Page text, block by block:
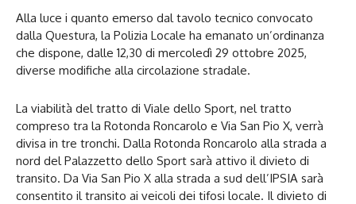
Alla luce i quanto emerso dal tavolo tecnico convocato
dalla Questura, la Polizia Locale ha emanato un’ordinanza
che dispone, dalle 12,30 di mercoledì 29 ottobre 2025,
diverse modifiche alla circolazione stradale.
La viabilità del tratto di Viale dello Sport, nel tratto
compreso tra la Rotonda Roncarolo e Via San Pio X, verrà
divisa in tre tronchi. Dalla Rotonda Roncarolo alla strada a
nord del Palazzetto dello Sport sarà attivo il divieto di
transito. Da Via San Pio X alla strada a sud dell’IPSIA sarà
consentito il transito ai veicoli dei tifosi locale. Il divieto di